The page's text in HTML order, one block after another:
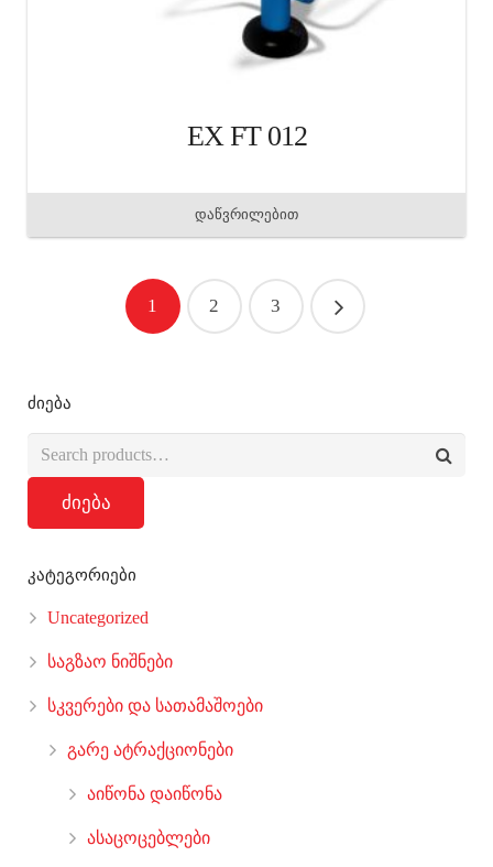
EX FT 012
დაწვრილებით
1 2 3
ძიება
ძიება
კატეგორიები
Uncategorized
საგზაო ნიშნები
სკვერები და სათამაშოები
გარე ატრაქციონები
აიწონა დაიწონა
ასაცოცებლები